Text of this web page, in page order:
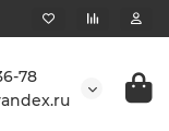
78